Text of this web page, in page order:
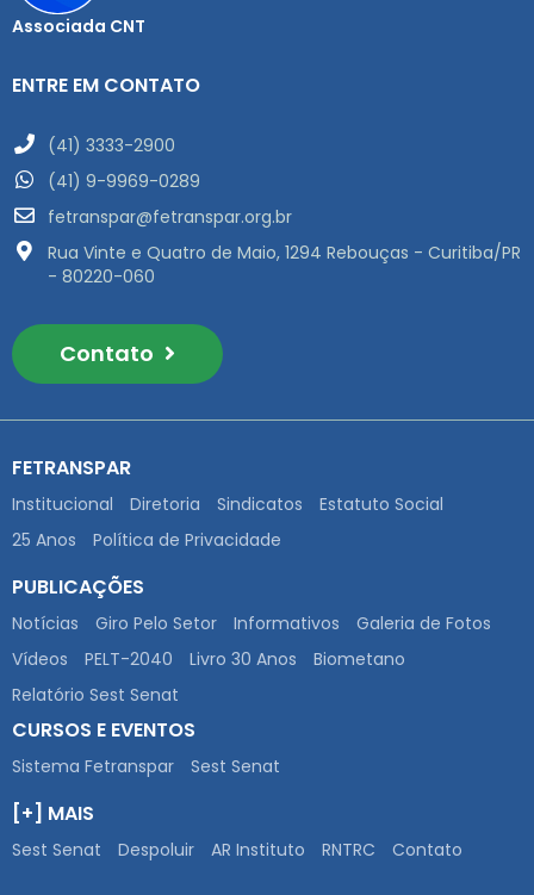
Associada CNT
ENTRE EM CONTATO
(41) 3333-2900
(41) 9-9969-0289
fetranspar@fetranspar.org.br
Rua Vinte e Quatro de Maio, 1294 Rebouças - Curitiba/PR
- 80220-060
Contato
FETRANSPAR
Institucional Diretoria Sindicatos
Estatuto Social
25 Anos
Política de Privacidade
PUBLICAÇÕES
Notícias Giro Pelo Setor Informativos
Galeria de Fotos
Vídeos
PELT-2040 Livro 30 Anos
Biometano
Relatório Sest Senat
CURSOS E EVENTOS
Sistema Fetranspar Sest Senat
[+] MAIS
Sest Senat Despoluir AR Instituto RNTRC Contato